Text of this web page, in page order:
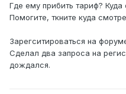
Где ему прибить тариф? Куда
Помогите, ткните куда
Зарегситироваться на
Сделал два запроса на
дождался.